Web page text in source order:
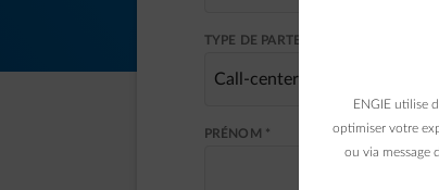
TYPE DE PARTENARIAT
Call-center
PRÉNOM *
ENGIE utilise
optimiser votre
ou via message